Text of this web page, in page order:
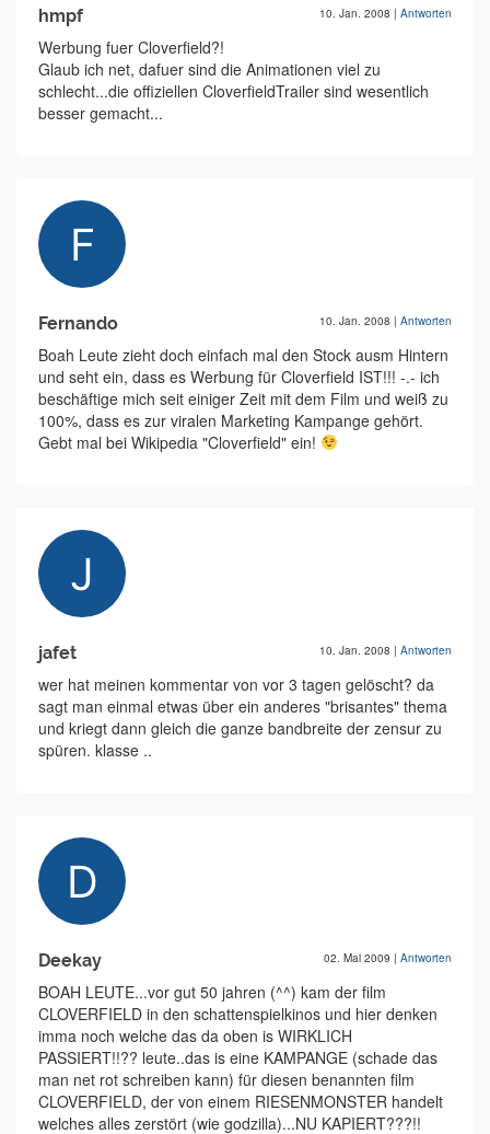
hmpf 10. Jan. 2008 | Antworten
Werbung fuer Cloverfield?!
Glaub ich net, dafuer sind die Animationen viel zu
schlecht...die offiziellen CloverfieldTrailer sind wesentlich
besser gemacht...
Fernando 10. Jan. 2008 | Antworten
Boah Leute zieht doch einfach mal den Stock ausm Hintern
und seht ein, dass es Werbung für Cloverfield IST!!! -.- ich
beschäftige mich seit einiger Zeit mit dem Film und weiß zu
100%, dass es zur viralen Marketing Kampange gehört.
Gebt mal bei Wikipedia "Cloverfield" ein!
jafet 10. Jan. 2008 | Antworten
wer hat meinen kommentar von vor 3 tagen gelöscht? da
sagt man einmal etwas über ein anderes "brisantes" thema
und kriegt dann gleich die ganze bandbreite der zensur zu
spüren. klasse ..
Deekay 02. Mai 2009 | Antworten
BOAH LEUTE...vor gut 50 jahren (^^) kam der film
CLOVERFIELD in den schattenspielkinos und hier denken
imma noch welche das da oben is WIRKLICH
PASSIERT!!?? leute..das is eine KAMPANGE (schade das
man net rot schreiben kann) für diesen benannten film
CLOVERFIELD, der von einem RIESENMONSTER handelt
welches alles zerstört (wie godzilla)...NU KAPIERT???!!